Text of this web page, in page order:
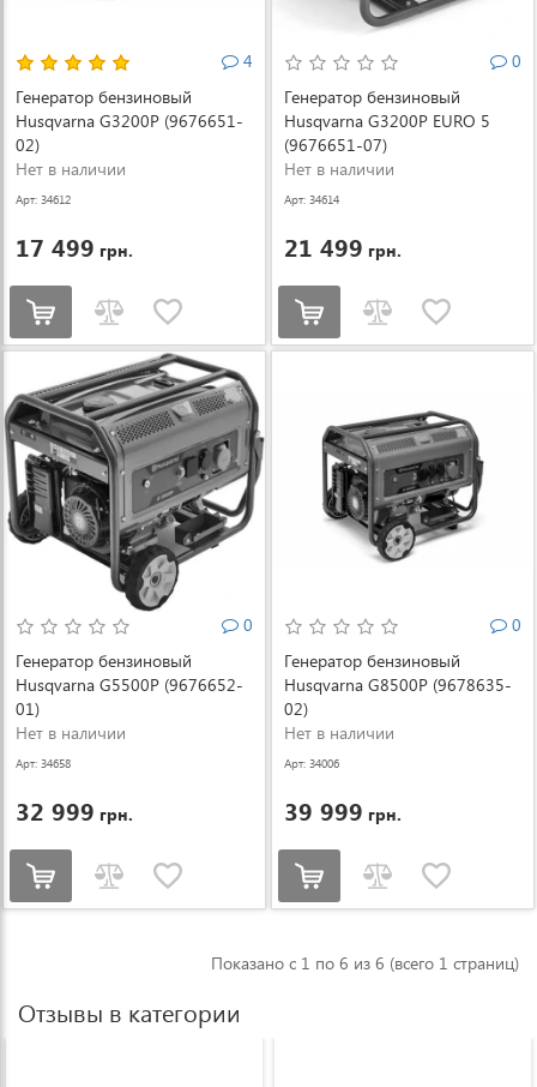
4
Генератор бензиновый
Husqvarna G3200P (9676651-
02)
Нет в наличии
Арт: 34612
17 499 грн.
0
Генератор бензиновый
Husqvarna G3200P EURO 5
(9676651-07)
Нет в наличии
Арт: 34614
21 499 грн.
0
Генератор бензиновый
Husqvarna G5500P (9676652-
01)
Нет в наличии
Арт: 34658
32 999 грн.
0
Генератор бензиновый
Husqvarna G8500P (9678635-
02)
Нет в наличии
Арт: 34006
39 999 грн.
Показано с 1 по 6 из 6 (всего 1 страниц)
Отзывы в категории